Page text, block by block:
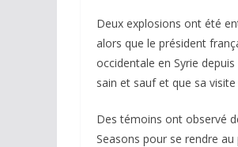
Deux explosions ont été
alors que le président
occidentale en Syrie
sain et sauf et que sa
Des témoins ont observé
Seasons pour se rendre